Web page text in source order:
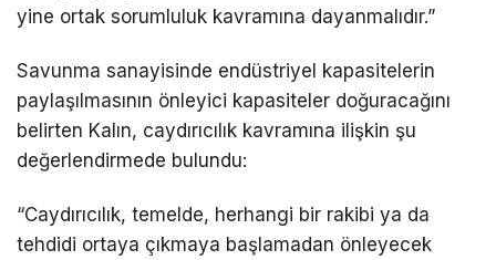
yine ortak sorumluluk kavramına dayanmalıdır.”
Savunma sanayisinde endüstriyel kapasitelerin
paylaşılmasının önleyici kapasiteler doğuracağını
belirten Kalın, caydırıcılık kavramına ilişkin şu
değerlendirmede bulundu:
“Caydırıcılık, temelde, herhangi bir rakibi ya da
tehdidi ortaya çıkmaya başlamadan önleyecek